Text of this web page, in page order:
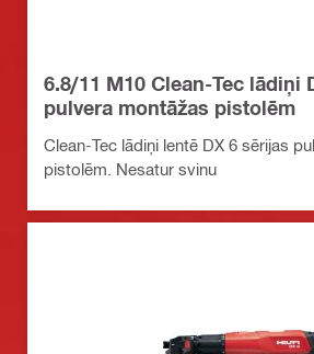
6.8/11 M10 Clean-Tec lādiņi
pulvera montāžas pistolēm
Clean-Tec lādiņi lentē DX 6 sērijas
pistolēm. Nesatur svinu